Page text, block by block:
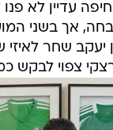
עדיין לא
אך בשני
יעקב שחר לאיזי
צפוי לבקש